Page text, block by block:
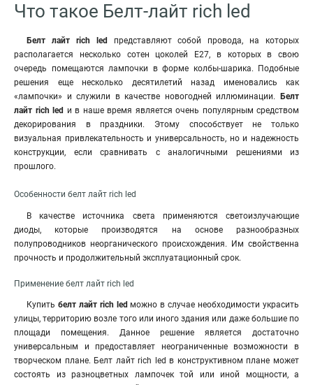
Что такое Белт-лайт rich led
Белт лайт rich led
представляют собой провода, на которых
располагается несколько сотен цоколей E27, в которых в свою
очередь помещаются лампочки в форме колбы-шарика. Подобные
решения еще несколько десятилетий назад именовались как
«лампочки» и служили в качестве новогодней иллюминации.
Белт
лайт rich led и в наше время является очень популярным средством
декорирования в праздники. Этому способствует не только
визуальная привлекательность и универсальность, но и надежность
конструкции, если сравнивать с аналогичными решениями из
прошлого.
Особенности белт лайт rich led
В качестве источника света применяются светоизлучающие
диоды, которые производятся на основе разнообразных
полупроводников неорганического происхождения. Им свойственна
прочность и продолжительный эксплуатационный срок.
Применение белт лайт rich led
Купить белт лайт rich led можно в случае необходимости украсить
улицы, территорию возле того или иного здания или даже большие по
площади помещения. Данное решение является достаточно
универсальным и предоставляет неограниченные возможности в
творческом плане. Белт лайт rich led в конструктивном плане может
состоять из разноцветных лампочек той или иной мощности, а